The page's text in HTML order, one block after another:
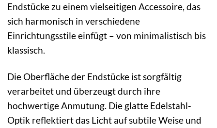
Endstücke zu einem vielseitigen Accessoire, das
sich harmonisch in verschiedene
Einrichtungsstile einfügt – von minimalistisch bis
klassisch.
Die Oberfläche der Endstücke ist sorgfältig
verarbeitet und überzeugt durch ihre
hochwertige Anmutung. Die glatte Edelstahl-
Optik reflektiert das Licht auf subtile Weise und